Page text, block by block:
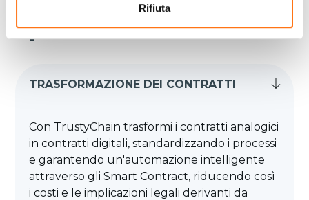
Rifiuta
Specifiche
TRASFORMAZIONE DEI CONTRATTI
Con TrustyChain trasformi i contratti analogici
in contratti digitali, standardizzando i processi
e garantendo un'automazione intelligente
attraverso gli Smart Contract, riducendo così
i costi e le implicazioni legali derivanti da